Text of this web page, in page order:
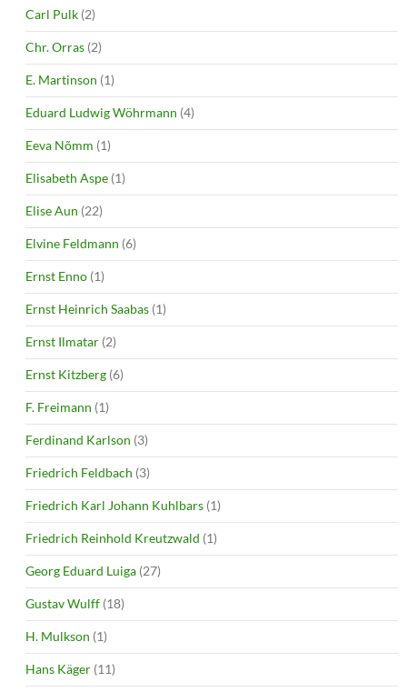
Carl Pulk (2)
Chr. Orras (2)
E. Martinson (1)
Eduard Ludwig Wöhrmann (4)
Eeva Nõmm (1)
Elisabeth Aspe (1)
Elise Aun (22)
Elvine Feldmann (6)
Ernst Enno (1)
Ernst Heinrich Saabas (1)
Ernst Ilmatar (2)
Ernst Kitzberg (6)
F. Freimann (1)
Ferdinand Karlson (3)
Friedrich Feldbach (3)
Friedrich Karl Johann Kuhlbars (1)
Friedrich Reinhold Kreutzwald (1)
Georg Eduard Luiga (27)
Gustav Wulff (18)
H. Mulkson (1)
Hans Käger (11)